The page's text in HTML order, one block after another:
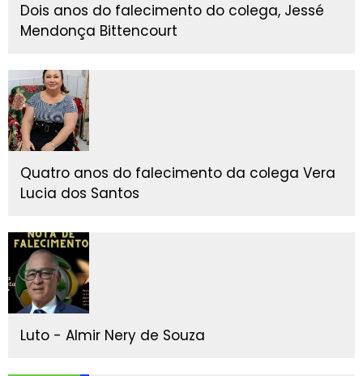
Dois anos do falecimento do colega, Jessé
Mendonça Bittencourt
Quatro anos do falecimento da colega Vera
Lucia dos Santos
Luto - Almir Nery de Souza